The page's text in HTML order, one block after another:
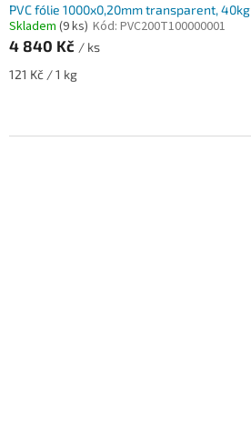
PVC fólie 1000x0,20mm transparent, 40kg
Skladem (9 ks) Kód: PVC200T100000001
4 840 Kč / ks
Měrná
121 Kč / 1 kg